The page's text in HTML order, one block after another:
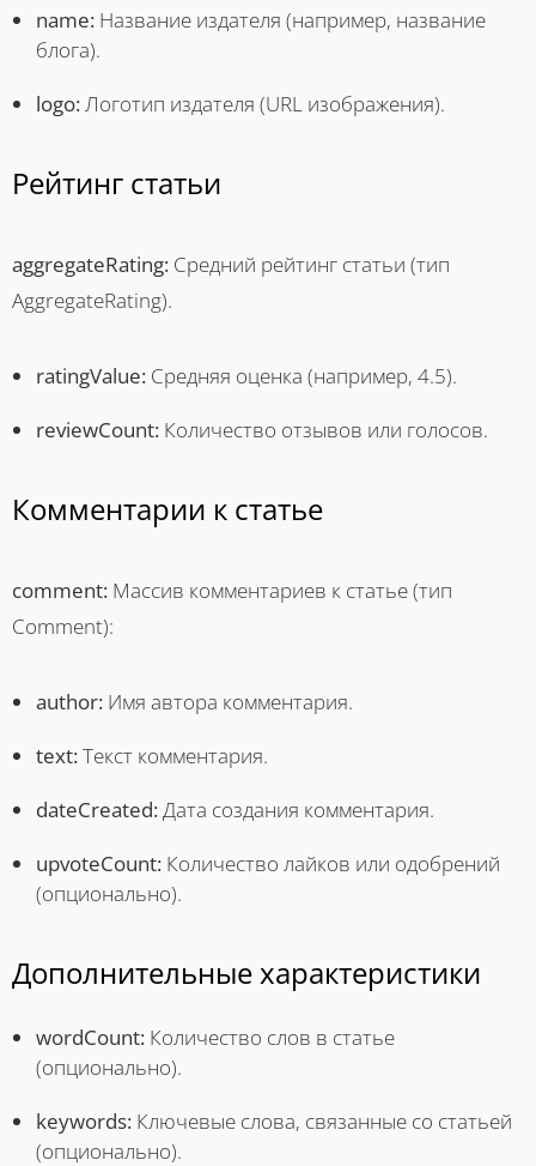
name: Название издателя (например, название
блога).
logo:Логотип издателя (URL изображения).
Рейтинг статьи
aggregateRating: Средний рейтинг статьи (тип
AggregateRating).
ratingValue: Средняя оценка (например, 4.5).
reviewCount: Количество отзывов или голосов.
Комментарии к статье
comment: Массив комментариев к статье (тип
Comment):
author: Имя автора комментария.
text:Текст комментария.
dateCreated:Дата создания комментария.
upvoteCount: Количество лайков или одобрений
(опционально).
Дополнительные характеристики
wordCount: Количество слов в статье
(опционально).
keywords: Ключевые слова, связанные со статьей
(опционально).